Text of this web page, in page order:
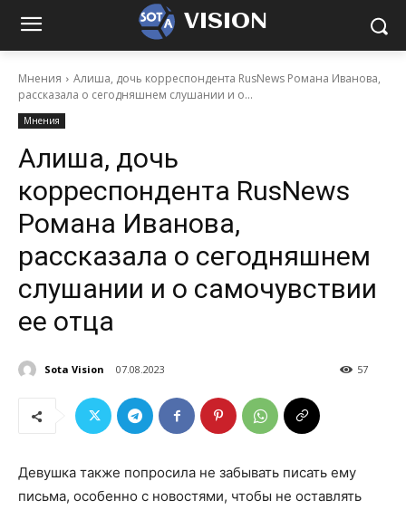
VISION
Мнения
Алиша, дочь корреспондента RusNews Романа Иванова,
рассказала о сегодняшнем слушании и о...
Мнения
Алиша, дочь
корреспондента RusNews
Романа Иванова,
рассказала о сегодняшнем
слушании и о самочувствии
ее отца
Sota Vision 07.08.2023 57
Девушка также попросила не забывать писать ему
письма, особенно с новостями, чтобы не оставлять